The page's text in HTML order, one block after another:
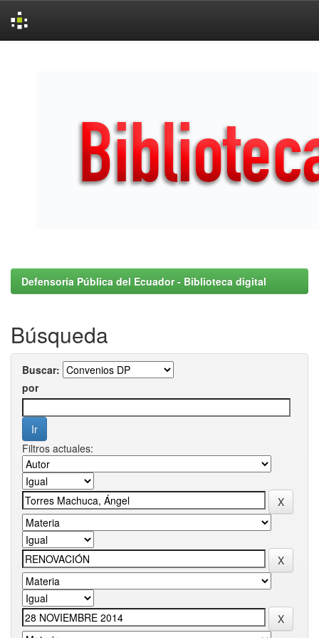
Defensoría Pública del Ecuador - Biblioteca digital
Búsqueda
Buscar:
por
Filtros actuales: